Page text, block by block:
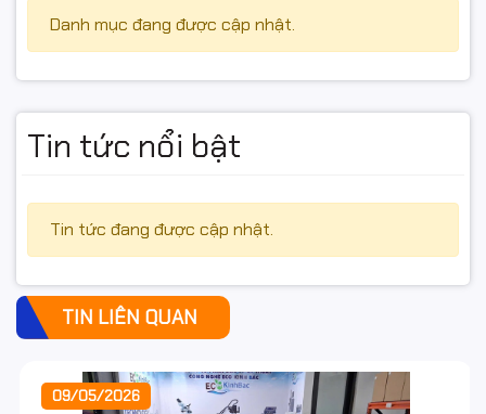
Danh mục đang được cập nhật.
Tin tức nổi bật
Tin tức đang được cập nhật.
TIN LIÊN QUAN
09/05/2026